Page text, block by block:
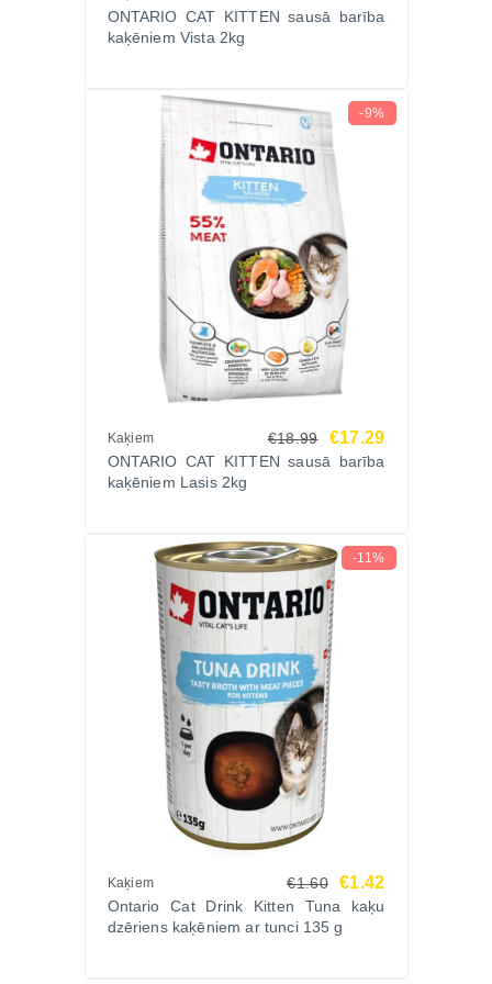
proteīns 7%, žāvēts dzīvnieku proteīns 4%, kartupeļu
mellenes, spināti, brokoļi, rozmarīns, vīnogas,
kurkuma, citrusaugļi, juka, zaļā tēja
Analītiskās sastāvdaļas:
Kopproteīni 38%, koptauki 20%, kopšķiedrvielas
3,5%, koppelni 8,0%, mitrums 6%, kalcijs 1,2%,
Uztura piedevas:
A vitamīns 20 000 SV, D3 vitamīns 1 750 SV, E
vitamīns 200 mg, taurīns 1 500 mg, dzelzs 70 mg,
varš 10 mg, cinks 100 mg, mangāns 40 mg, jods 1,5
mg, selēns 0,2 mg, bentonīts-montmorilonīts 4500
Ražotājs:
Ontario – Čehijas Super Premium zīmols, kas
kaķēnu augšanas, attīstības un imunitātes
Pasūtiet ONTARIO CAT KITTEN Vista barību
kaķēniem 6.5kg Zoopasaule.lv un nodrošiniet
savam kaķēnam veselīgu augšanu un pilnvērtīgu
uzturu ar labu cenu, ātru piegādi visā Latvijā un
bezmaksas vetārsta konsultāciju pa telefonu!
ONTARIO CAT KITTEN sausā barība
kaķēniem Vista 2kg
-9%
Kaķiem €18.99 €17.29
ONTARIO CAT KITTEN sausā barība
kaķēniem Lasis 2kg
-11%
Kaķiem €1.60 €1.42
Ontario Cat Drink Kitten Tuna kaķu
dzēriens kaķēniem ar tunci 135 g